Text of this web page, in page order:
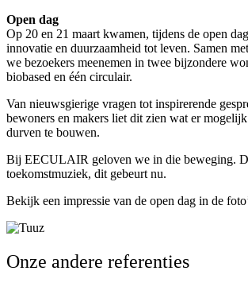
Open dag
Op 20 en 21 maart kwamen, tijdens de open
innovatie en duurzaamheid tot leven. Samen
we bezoekers meenemen in twee bijzondere
biobased en één circulair.
Van nieuwsgierige vragen tot inspirerende
bewoners en makers liet dit zien wat er
durven te bouwen.
Bij EECULAIR geloven we in die beweging.
toekomstmuziek, dit gebeurt nu.
Bekijk een impressie van de open dag in de
Onze andere referenties